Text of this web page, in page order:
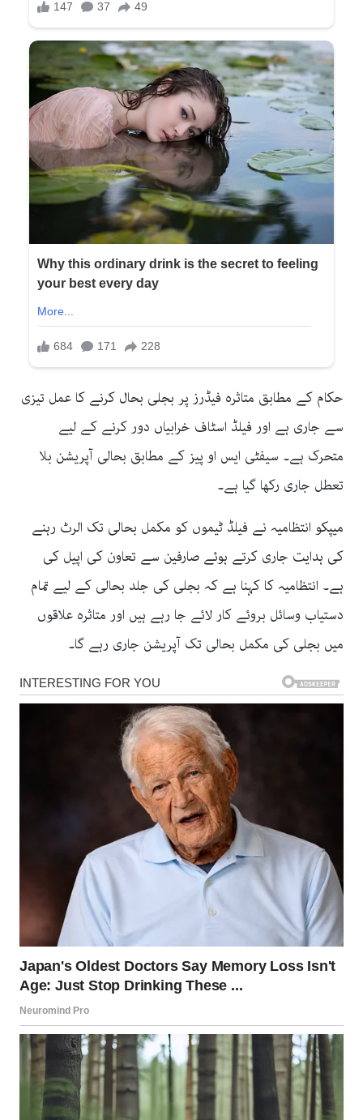
حکام کے مطابق متاثرہ فیڈرز پر بجلی بحال کرنے کا عمل تیزی
سے جاری ہے اور فیلڈ اسٹاف خرابیاں دور کرنے کے لیے
متحرک ہے۔ سیفٹی ایس او پیز کے مطابق بحالی آپریشن بلا
تعطل جاری رکھا گیا ہے۔
میپکو انتظامیہ نے فیلڈ ٹیموں کو مکمل بحالی تک الرٹ رہنے
کی ہدایت جاری کرتے ہوئے صارفین سے تعاون کی اپیل کی
ہے۔ انتظامیہ کا کہنا ہے کہ بجلی کی جلد بحالی کے لیے تمام
دستیاب وسائل بروئے کار لائے جا رہے ہیں اور متاثرہ علاقوں
میں بجلی کی مکمل بحالی تک آپریشن جاری رہے گا۔